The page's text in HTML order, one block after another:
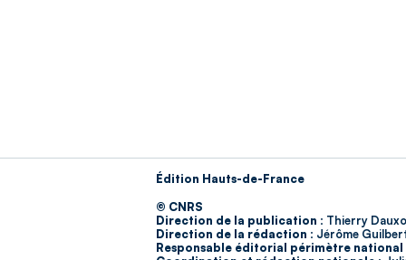
Édition Hauts-de-France
© CNRS
Direction de la publication : Thierry
Direction de la rédaction : Jérôme
Responsable éditorial périmètre national